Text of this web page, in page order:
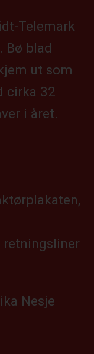
Telemark
Bø blad
ut som
cirka 32
i året.
retningsliner
Nesje